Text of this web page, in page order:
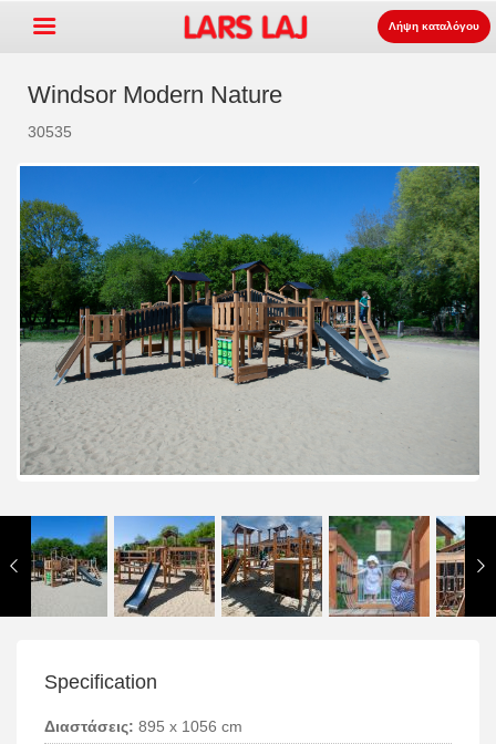
εξοπλισμός παιδότοπων +
Πάρκο και επίπλωση δρόμου
Ο αθλητισμός εξοπλισμός +
επιφάνεια +
Σχετικά με εμάς +
Επικοινωνία
Παραγγείλτε τον κατάλογο
LarsLaj Worldwide
Λήψη καταλόγου
Windsor Modern Nature
30535
Specification
Διαστάσεις: 895 x 1056 cm